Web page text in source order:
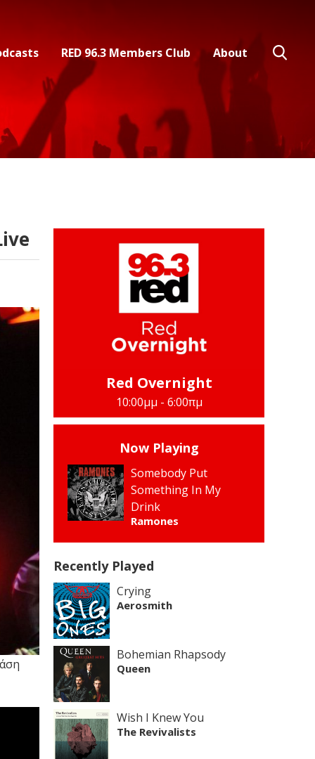
RED 96.3 Members Club About
Red Overnight
10:00μμ - 6:00πμ
Now Playing
Somebody Put
Something In My
Drink
Ramones
Recently Played
Crying
Aerosmith
Bohemian Rhapsody
Queen
Wish I Knew You
The Revivalists